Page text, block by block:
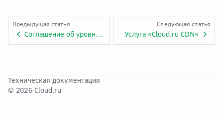
Предыдущая статья
Соглашение об уровне предоставления услуги «Cloud.ru ML Space». Приложение № 2.MLS.1.
Следующая статья
Услуга «Cloud.ru CDN»
Техническая документация
© 2026 Cloud.ru